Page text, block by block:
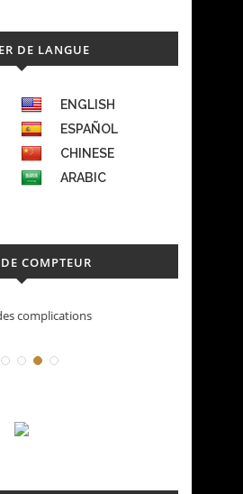
DE LANGUE
ENGLISH
ESPAÑOL
CHINESE
ARABIC
COMPTEUR
complications